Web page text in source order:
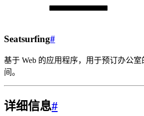
Seatsurfing#
基于 Web 的应用程序，用于预订办公
间。
详细信息#